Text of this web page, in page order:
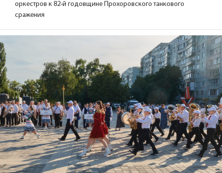
оркестров к 82-й годовщине Прохоровского танкового
сражения